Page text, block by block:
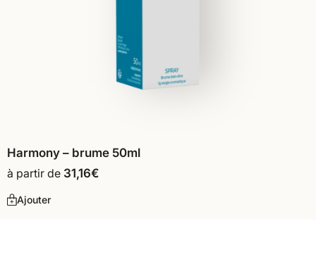
Harmony – brume 50ml
à partir de 31,16€
Ajouter